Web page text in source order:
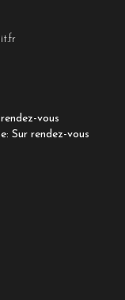
vous
Sur rendez-vous